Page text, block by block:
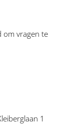
om vragen te
1